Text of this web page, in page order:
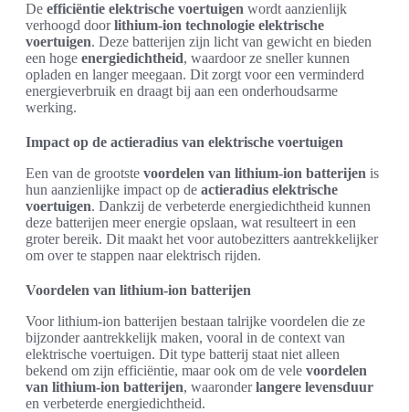
De efficiëntie elektrische voertuigen wordt aanzienlijk
verhoogd doorlithium-ion technologie elektrische
voertuigen. Deze batterijen zijn licht van gewicht en bieden
een hoge energiedichtheid, waardoor ze sneller kunnen
opladen en langer meegaan. Dit zorgt voor een verminderd
energieverbruik en draagt bij aan een onderhoudsarme
werking.
Impact op de actieradius van elektrische voertuigen
Een van de grootste voordelen van lithium-ion batterijen is
hun aanzienlijke impact op de actieradius elektrische
voertuigen. Dankzij de verbeterde energiedichtheid kunnen
deze batterijen meer energie opslaan, wat resulteert in een
groter bereik. Dit maakt het voor autobezitters aantrekkelijker
om over te stappen naar elektrisch rijden.
Voordelen van lithium-ion batterijen
Voor lithium-ion batterijen bestaan talrijke voordelen die ze
bijzonder aantrekkelijk maken, vooral in de context van
elektrische voertuigen. Dit type batterij staat niet alleen
bekend om zijn efficiëntie, maar ook om de vele voordelen
van lithium-ion batterijen, waaronderlangere levensduur
en verbeterde energiedichtheid.